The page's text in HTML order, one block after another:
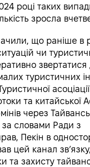
році таких
зросла
що раніше в
чи
звертатися
туристичних
асоціації
та китайської
через
словами Ради з
Пекін в
цей канал
та захисту